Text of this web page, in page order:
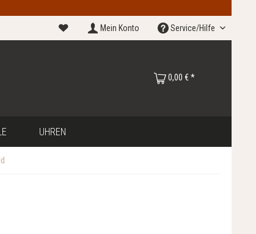
Mein Konto Service/Hilfe
0,00 € *
UHREN